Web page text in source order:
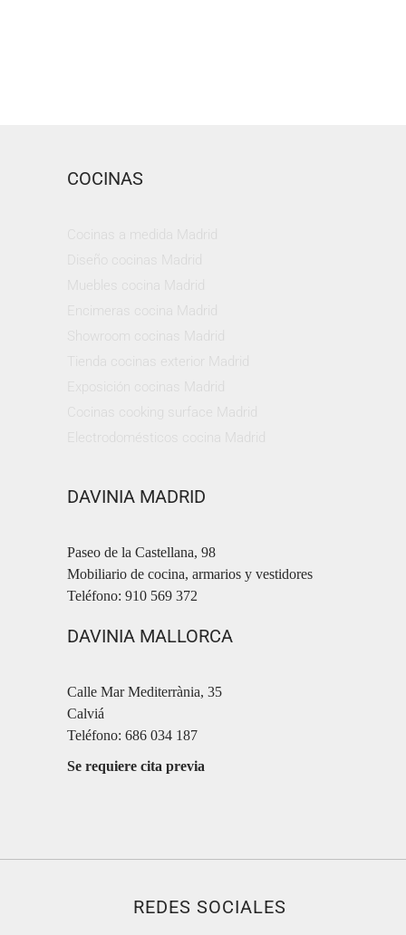
COCINAS
DAVINIA MADRID
Paseo de la Castellana, 98
Mobiliario de cocina, armarios y vestidores
Teléfono: 910 569 372
DAVINIA MALLORCA
Calle Mar Mediterrània, 35
Calviá
Teléfono: 686 034 187
Se requiere cita previa
REDES SOCIALES